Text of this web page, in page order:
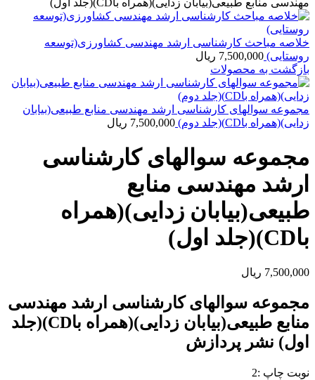
خلاصه مباحث کارشناسی ارشد مهندسی کشاورزی(توسعه
روستایی) 7,500,000 ریال
بازگشت به محصولات
مجموعه سوالهای کارشناسی ارشد مهندسی منابع طبیعی(بیابان
زدایی)(همراه باCD)(جلد دوم)
7,500,000 ریال
مجموعه سوالهای کارشناسی
ارشد مهندسی منابع
طبیعی(بیابان زدایی)(همراه
باCD)(جلد اول)
7,500,000 ریال
مجموعه سوالهای کارشناسی ارشد مهندسی
منابع طبیعی(بیابان زدایی)(همراه باCD)(جلد
اول) نشر پردازش
نوبت چاپ :2